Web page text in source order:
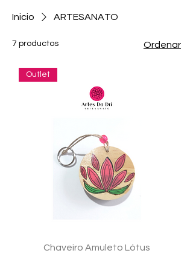
Inicio ARTESANATO
7 productos Ordenar
Outlet
Chaveiro Amuleto Lótus